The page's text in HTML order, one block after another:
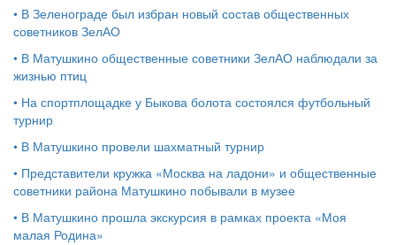
• В Зеленограде был избран новый состав общественных
советников ЗелАО
• В Матушкино общественные советники ЗелАО наблюдали за
жизнью птиц
• На спортплощадке у Быкова болота состоялся футбольный
турнир
• В Матушкино провели шахматный турнир
• Представители кружка «Москва на ладони» и общественные
советники района Матушкино побывали в музее
• В Матушкино прошла экскурсия в рамках проекта «Моя
малая Родина»